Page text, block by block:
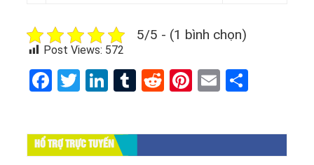
5/5 - (1 bình chọn)
Post Views: 572
Facebook
Twitter
LinkedIn
Tumblr
RedditPinterest
Email
HỔ TRỢ TRỰC TUYẾN